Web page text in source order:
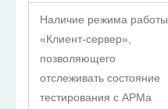
Наличие режима работы
«Клиент-сервер»,
позволяющего
отслеживать состояние
тестирования с АРМа